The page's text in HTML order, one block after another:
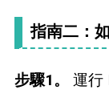
指南二：
步驟1。
運行